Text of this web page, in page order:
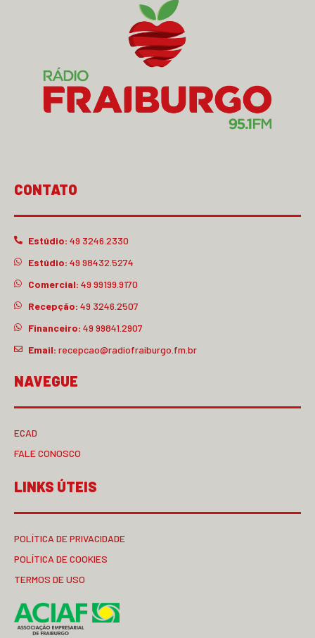
CONTATO
Estúdio: 49 3246.2330
Estúdio: 49 98432.5274
Comercial: 49 99199.9170
Recepção: 49 3246.2507
Financeiro: 49 99841.2907
Email: recepcao@radiofraiburgo.fm.br
NAVEGUE
ECAD
FALE CONOSCO
LINKS ÚTEIS
POLÍTICA DE PRIVACIDADE
POLÍTICA DE COOKIES
TERMOS DE USO